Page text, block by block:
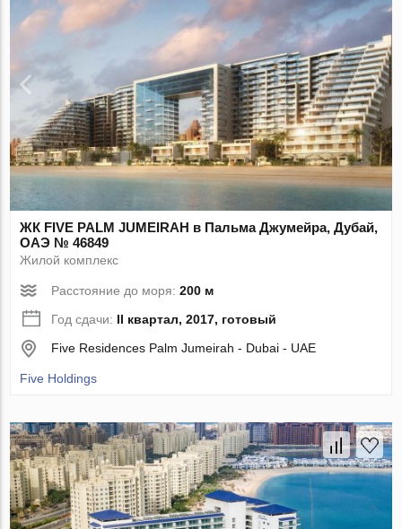
ЖК FIVE PALM JUMEIRAH в Пальма Джумейра, Дубай,
ОАЭ № 46849
Жилой комплекс
Расстояние до моря:200 м
Год сдачи: II квартал, 2017, готовый
Five Residences Palm Jumeirah - Dubai - UAE
Five Holdings